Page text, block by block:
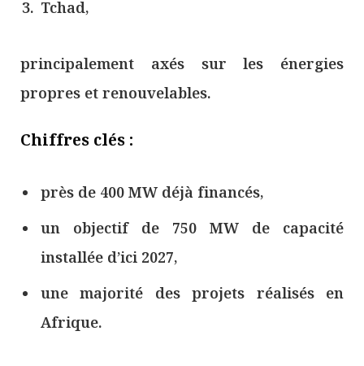
Tchad,
principalement axés sur les énergies
propres et renouvelables.
Chiffres clés :
près de 400 MW déjà financés,
un objectif de 750 MW de capacité
installée d’ici 2027,
une majorité des projets réalisés en
Afrique.